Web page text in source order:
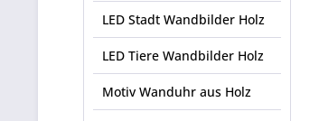
LED Stadt Wandbilder Holz
LED Tiere Wandbilder Holz
Motiv Wanduhr aus Holz